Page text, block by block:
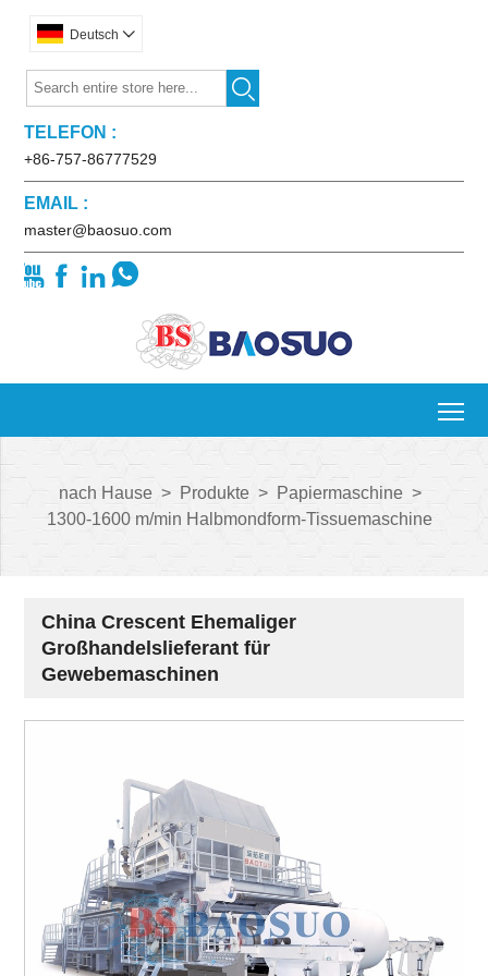
Deutsch 

TELEFON :
+86-757-86777529
EMAIL :
master@baosuo.com
   
nach Hause > Produkte > Papiermaschine >
1300-1600 m/min Halbmondform-Tissuemaschine
China Crescent Ehemaliger
Großhandelslieferant für
Gewebemaschinen